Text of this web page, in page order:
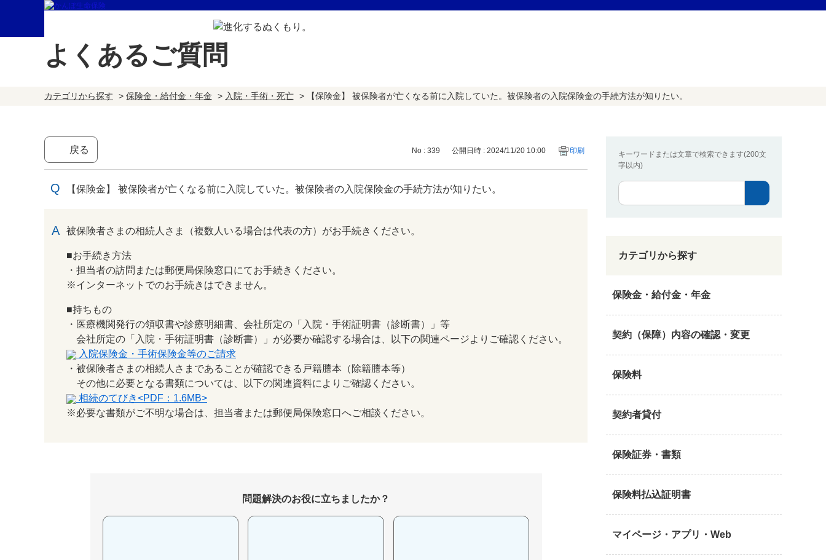
よくあるご質問
カテゴリから探す > 保険金・給付金・年金 > 入院・手術・死亡 > 【保険金】 被保険者が亡くなる前に入院していた。被保険者の入院保険金の手続方法が知りたい。
キーワードまたは文章で検索できます(200文
字以内)
カテゴリから探す
保険金・給付金・年金
契約（保障）内容の確認・変更
保険料
契約者貸付
保険証券・書類
保険料払込証明書
マイページ・アプリ・Web
戻る No : 339 公開日時 : 2024/11/20 10:00 印刷
【保険金】 被保険者が亡くなる前に入院していた。被保険者の入院保険金の手続方法が知りたい。
被保険者さまの相続人さま（複数人いる場合は代表の方）がお手続きください。
■お手続き方法
・担当者の訪問または郵便局保険窓口にてお手続きください。
※インターネットでのお手続きはできません。
■持ちもの
・医療機関発行の領収書や診療明細書、会社所定の「入院・手術証明書（診断書）」等
会社所定の「入院・手術証明書（診断書）」が必要か確認する場合は、以下の関連ページよりご確認ください。
入院保険金・手術保険金等のご請求
・被保険者さまの相続人さまであることが確認できる戸籍謄本（除籍謄本等）
その他に必要となる書類については、以下の関連資料によりご確認ください。
相続のてびき<PDF：1.6MB>
※必要な書類がご不明な場合は、担当者または郵便局保険窓口へご相談ください。
問題解決のお役に立ちましたか？